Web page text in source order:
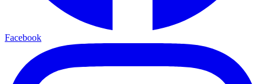
Facebook